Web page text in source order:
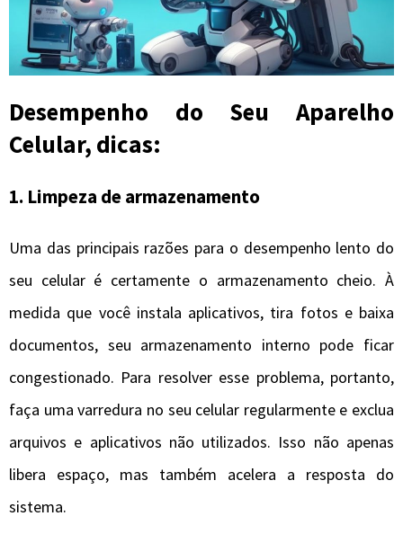
Desempenho do Seu Aparelho
Celular, dicas:
1. Limpeza de armazenamento
Uma das principais razões para o desempenho lento do
seu celular é certamente o armazenamento cheio. À
medida que você instala aplicativos, tira fotos e baixa
documentos, seu armazenamento interno pode ficar
congestionado. Para resolver esse problema, portanto,
faça uma varredura no seu celular regularmente e exclua
arquivos e aplicativos não utilizados. Isso não apenas
libera espaço, mas também acelera a resposta do
sistema.